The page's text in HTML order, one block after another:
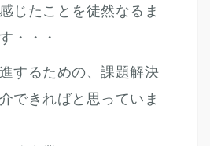
じたことを徒然なるま
・・・
するための、課題解決
できればと思っていま